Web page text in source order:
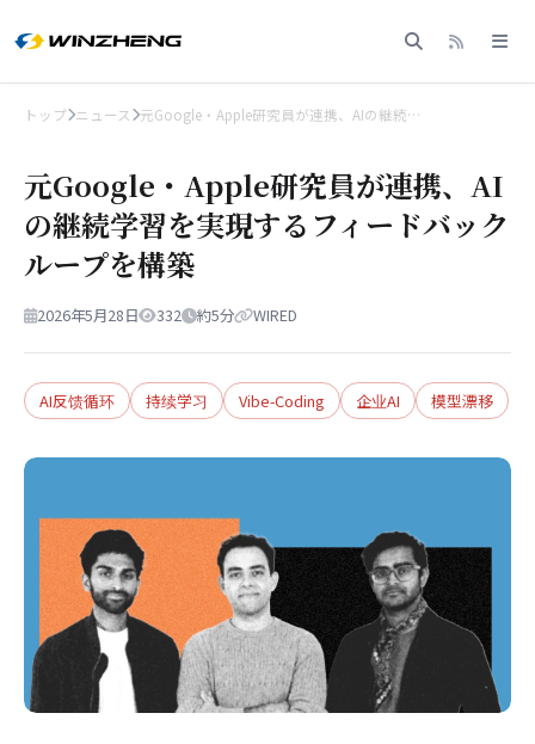
トップ ニュース 元Google・Apple研究員が連携、AIの継続…
元Google・Apple研究員が連携、AI
の継続学習を実現するフィードバック
ループを構築
2026年5月28日 332 約5分 WIRED
AI反馈循环 持续学习 Vibe-Coding 企业AI 模型漂移